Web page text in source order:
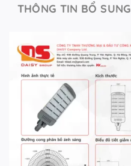
THÔNG TIN BỔ SUNG